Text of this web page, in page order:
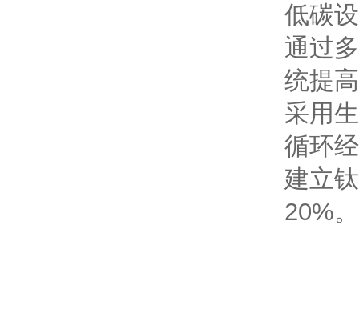
低碳
通过
统提
采用
循环
建立
20%。